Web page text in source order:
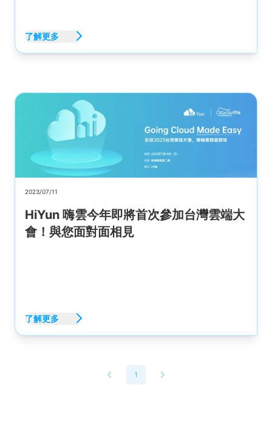
了解更多
2023/07/11
HiYun 嗨雲今年即將首次參加台灣雲端大
會！與您面對面相見
了解更多
1